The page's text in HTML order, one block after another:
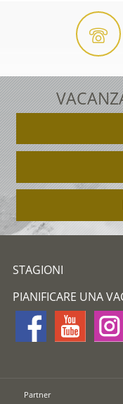
STAGIONI
PIANIFICARE UNA
Partner